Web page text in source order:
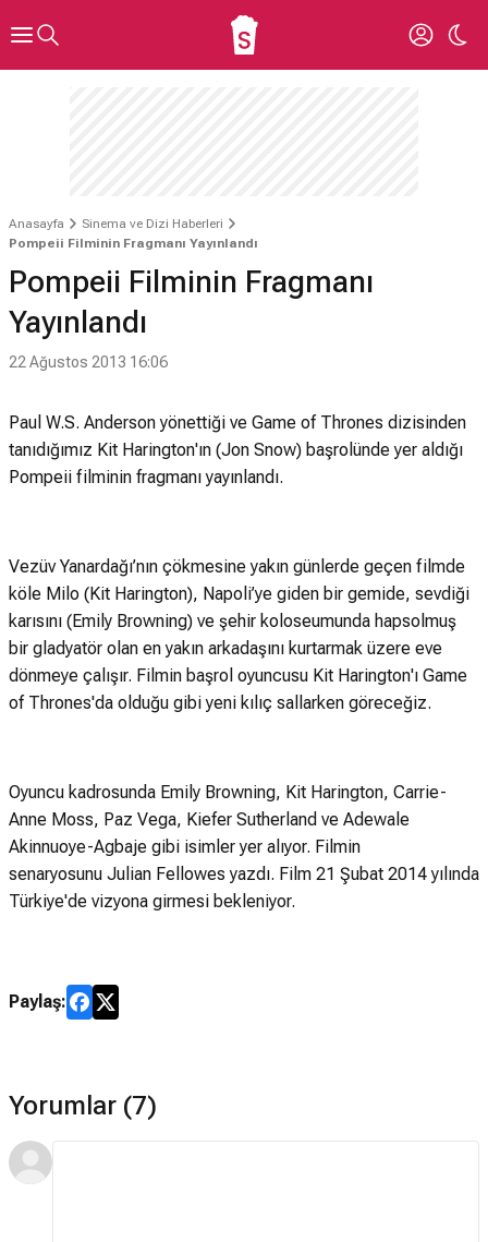
Anasayfa
Sinema ve Dizi Haberleri
Pompeii Filminin Fragmanı Yayınlandı
Pompeii Filminin Fragmanı
Yayınlandı
22 Ağustos 2013 16:06
Paul W.S. Anderson yönettiği ve Game of Thrones dizisinden
tanıdığımız Kit Harington'ın (Jon Snow) başrolünde yer aldığı
Pompeii filminin fragmanı yayınlandı.
Vezüv Yanardağı’nın çökmesine yakın günlerde geçen filmde
köle Milo (Kit Harington), Napoli’ye giden bir gemide, sevdiği
karısını (Emily Browning) ve şehir koloseumunda hapsolmuş
bir gladyatör olan en yakın arkadaşını kurtarmak üzere eve
dönmeye çalışır. Filmin başrol oyuncusu Kit Harington'ı Game
of Thrones'da olduğu gibi yeni kılıç sallarken göreceğiz.
Oyuncu kadrosunda Emily Browning, Kit Harington, Carrie-
Anne Moss, Paz Vega, Kiefer Sutherland ve Adewale
Akinnuoye-Agbaje gibi isimler yer alıyor. Filmin
senaryosunu Julian Fellowes yazdı. Film 21 Şubat 2014 yılında
Türkiye'de vizyona girmesi bekleniyor.
Paylaş:
Yorumlar (7)